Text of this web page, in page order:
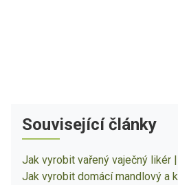
Související články
Jak vyrobit vařený vaječný likér
Jak vyrobit domácí mandlový a